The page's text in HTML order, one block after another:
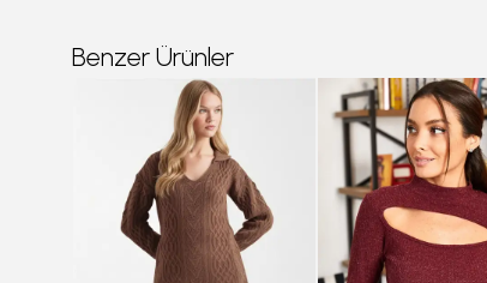
Benzer Ürünler